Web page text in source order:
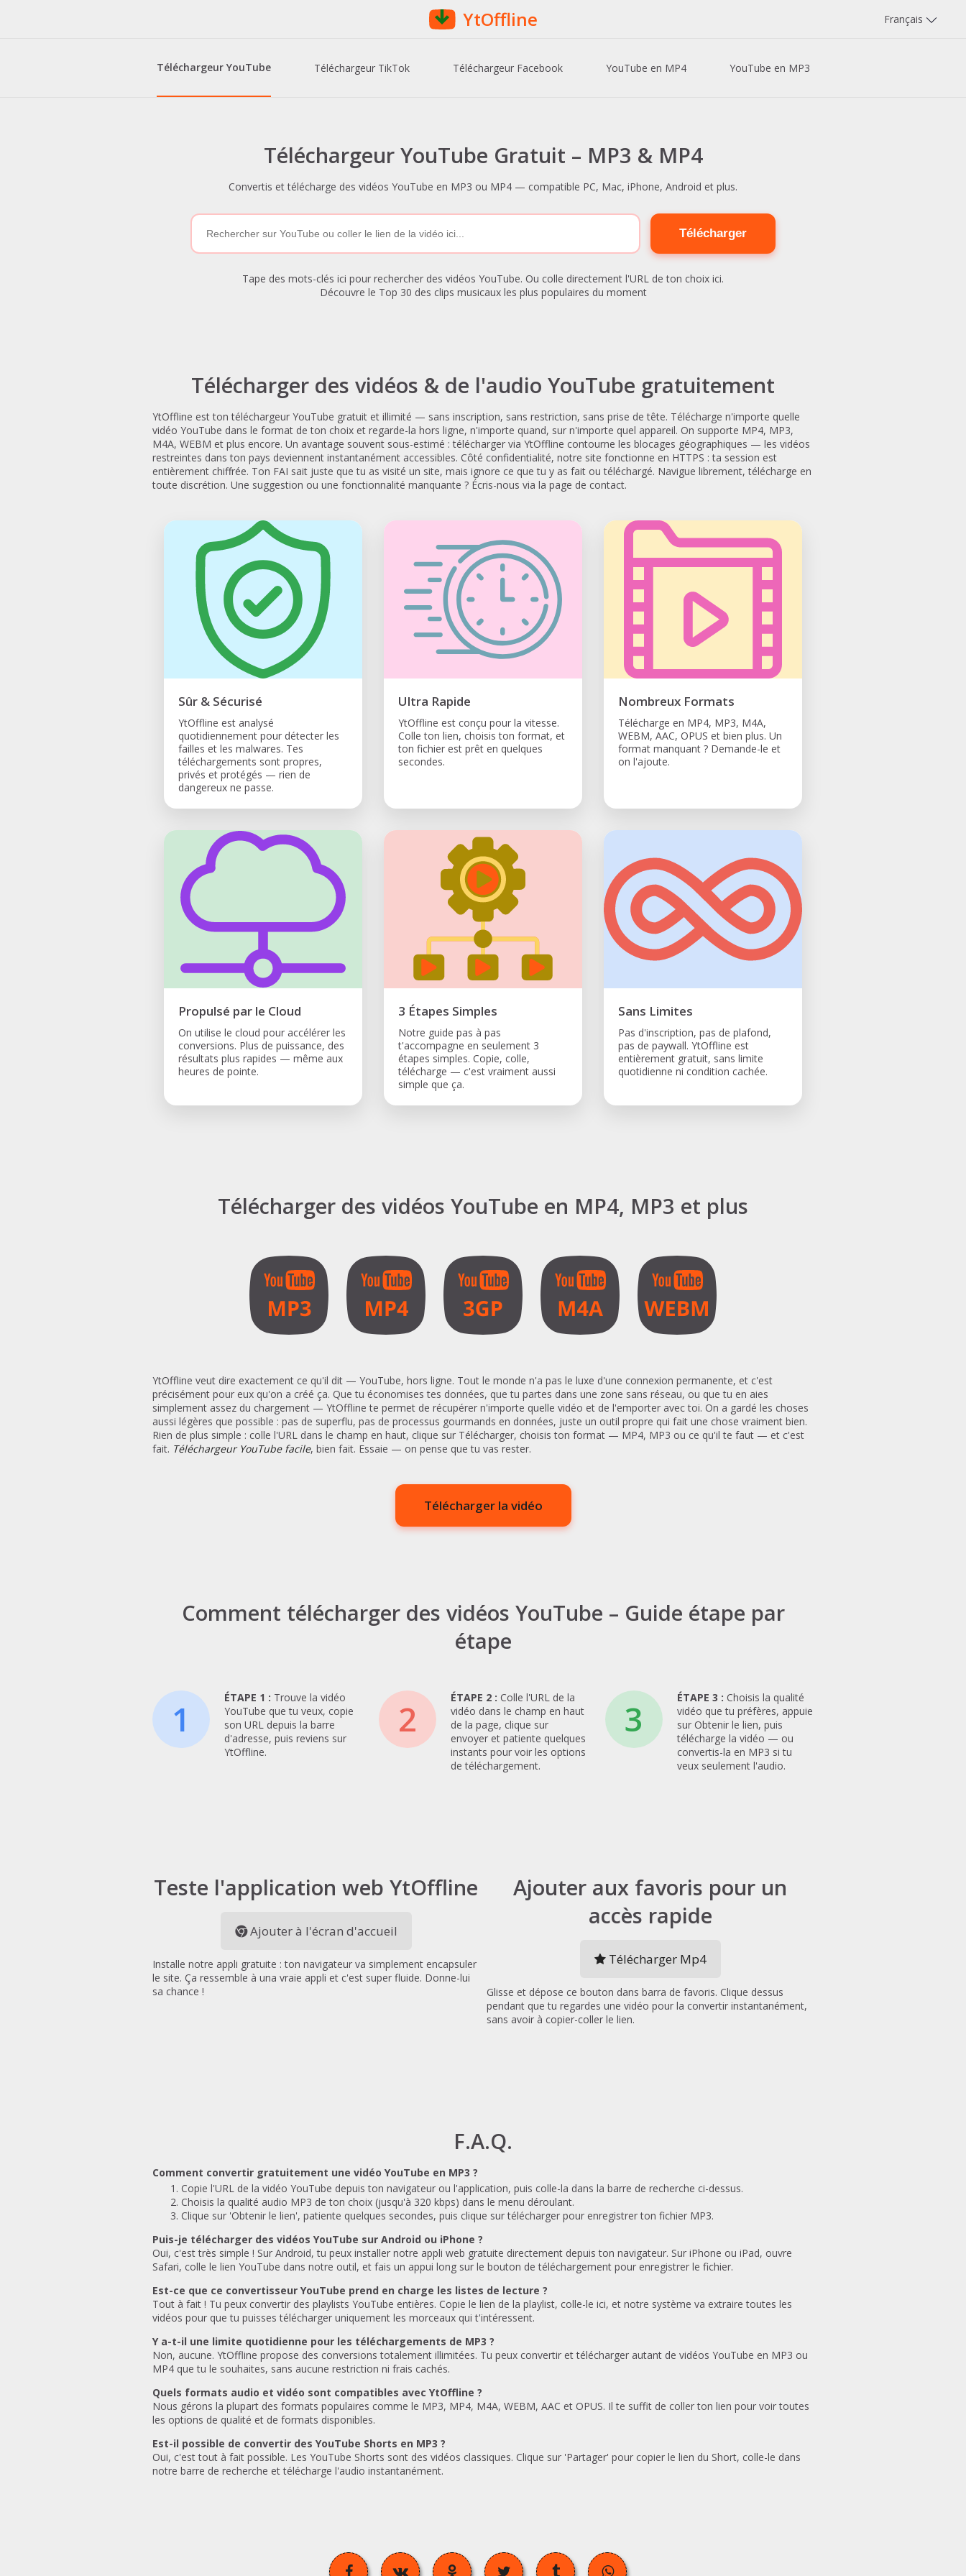
YtOffline Français
Téléchargeur YouTube Téléchargeur TikTok Téléchargeur Facebook YouTube en MP4 YouTube en MP3
Téléchargeur YouTube Gratuit – MP3 & MP4
Convertis et télécharge des vidéos YouTube en MP3 ou MP4 — compatible PC, Mac, iPhone, Android et plus.
Télécharger
Tape des mots-clés ici pour rechercher des vidéos YouTube. Ou colle directement l'URL de ton choix ici.
Découvre le Top 30 des clips musicaux les plus populaires du moment
Télécharger des vidéos & de l'audio YouTube gratuitement
YtOffline est ton téléchargeur YouTube gratuit et illimité — sans inscription, sans restriction, sans prise de tête. Télécharge n'importe quelle
vidéo YouTube dans le format de ton choix et regarde-la hors ligne, n'importe quand, sur n'importe quel appareil. On supporte MP4, MP3,
M4A, WEBM et plus encore. Un avantage souvent sous-estimé : télécharger via YtOffline contourne les blocages géographiques — les vidéos
restreintes dans ton pays deviennent instantanément accessibles. Côté confidentialité, notre site fonctionne en HTTPS : ta session est
entièrement chiffrée. Ton FAI sait juste que tu as visité un site, mais ignore ce que tu y as fait ou téléchargé. Navigue librement, télécharge en
toute discrétion. Une suggestion ou une fonctionnalité manquante ? Écris-nous via la page de contact.
Sûr & Sécurisé
YtOffline est analysé
quotidiennement pour détecter les
failles et les malwares. Tes
téléchargements sont propres,
privés et protégés — rien de
dangereux ne passe.
Ultra Rapide
YtOffline est conçu pour la vitesse.
Colle ton lien, choisis ton format, et
ton fichier est prêt en quelques
secondes.
Nombreux Formats
Télécharge en MP4, MP3, M4A,
WEBM, AAC, OPUS et bien plus. Un
format manquant ? Demande-le et
on l'ajoute.
Propulsé par le Cloud
On utilise le cloud pour accélérer les
conversions. Plus de puissance, des
résultats plus rapides — même aux
heures de pointe.
3 Étapes Simples
Notre guide pas à pas
t'accompagne en seulement 3
étapes simples. Copie, colle,
télécharge — c'est vraiment aussi
simple que ça.
Sans Limites
Pas d'inscription, pas de plafond,
pas de paywall. YtOffline est
entièrement gratuit, sans limite
quotidienne ni condition cachée.
Télécharger des vidéos YouTube en MP4, MP3 et plus
YtOffline veut dire exactement ce qu'il dit — YouTube, hors ligne. Tout le monde n'a pas le luxe d'une connexion permanente, et c'est
précisément pour eux qu'on a créé ça. Que tu économises tes données, que tu partes dans une zone sans réseau, ou que tu en aies
simplement assez du chargement — YtOffline te permet de récupérer n'importe quelle vidéo et de l'emporter avec toi. On a gardé les choses
aussi légères que possible : pas de superflu, pas de processus gourmands en données, juste un outil propre qui fait une chose vraiment bien.
Rien de plus simple : colle l'URL dans le champ en haut, clique sur Télécharger, choisis ton format — MP4, MP3 ou ce qu'il te faut — et c'est
fait. Téléchargeur YouTube facile, bien fait. Essaie — on pense que tu vas rester.
Télécharger la vidéo
Comment télécharger des vidéos YouTube – Guide étape par
étape
1 ÉTAPE 1 : Trouve la vidéo
YouTube que tu veux, copie
son URL depuis la barre
d'adresse, puis reviens sur
YtOffline.
2 ÉTAPE 2 : Colle l'URL de la
vidéo dans le champ en haut
de la page, clique sur
envoyer et patiente quelques
instants pour voir les options
de téléchargement.
3 ÉTAPE 3 : Choisis la qualité
vidéo que tu préfères, appuie
sur Obtenir le lien, puis
télécharge la vidéo — ou
convertis-la en MP3 si tu
veux seulement l'audio.
Teste l'application web YtOffline
Ajouter à l'écran d'accueil
Installe notre appli gratuite : ton navigateur va simplement encapsuler
le site. Ça ressemble à una vraie appli et c'est super fluide. Donne-lui
sa chance !
Ajouter aux favoris pour un
accès rapide
Télécharger Mp4
Glisse et dépose ce bouton dans barra de favoris. Clique dessus
pendant que tu regardes une vidéo pour la convertir instantanément,
sans avoir à copier-coller le lien.
F.A.Q.
Comment convertir gratuitement une vidéo YouTube en MP3 ?
Copie l'URL de la vidéo YouTube depuis ton navigateur ou l'application, puis colle-la dans la barre de recherche ci-dessus.
Choisis la qualité audio MP3 de ton choix (jusqu'à 320 kbps) dans le menu déroulant.
Clique sur 'Obtenir le lien', patiente quelques secondes, puis clique sur télécharger pour enregistrer ton fichier MP3.
Puis-je télécharger des vidéos YouTube sur Android ou iPhone ?
Oui, c'est très simple ! Sur Android, tu peux installer notre appli web gratuite directement depuis ton navigateur. Sur iPhone ou iPad, ouvre
Safari, colle le lien YouTube dans notre outil, et fais un appui long sur le bouton de téléchargement pour enregistrer le fichier.
Est-ce que ce convertisseur YouTube prend en charge les listes de lecture ?
Tout à fait ! Tu peux convertir des playlists YouTube entières. Copie le lien de la playlist, colle-le ici, et notre système va extraire toutes les
vidéos pour que tu puisses télécharger uniquement les morceaux qui t'intéressent.
Y a-t-il une limite quotidienne pour les téléchargements de MP3 ?
Non, aucune. YtOffline propose des conversions totalement illimitées. Tu peux convertir et télécharger autant de vidéos YouTube en MP3 ou
MP4 que tu le souhaites, sans aucune restriction ni frais cachés.
Quels formats audio et vidéo sont compatibles avec YtOffline ?
Nous gérons la plupart des formats populaires comme le MP3, MP4, M4A, WEBM, AAC et OPUS. Il te suffit de coller ton lien pour voir toutes
les options de qualité et de formats disponibles.
Est-il possible de convertir des YouTube Shorts en MP3 ?
Oui, c'est tout à fait possible. Les YouTube Shorts sont des vidéos classiques. Clique sur 'Partager' pour copier le lien du Short, colle-le dans
notre barre de recherche et télécharge l'audio instantanément.